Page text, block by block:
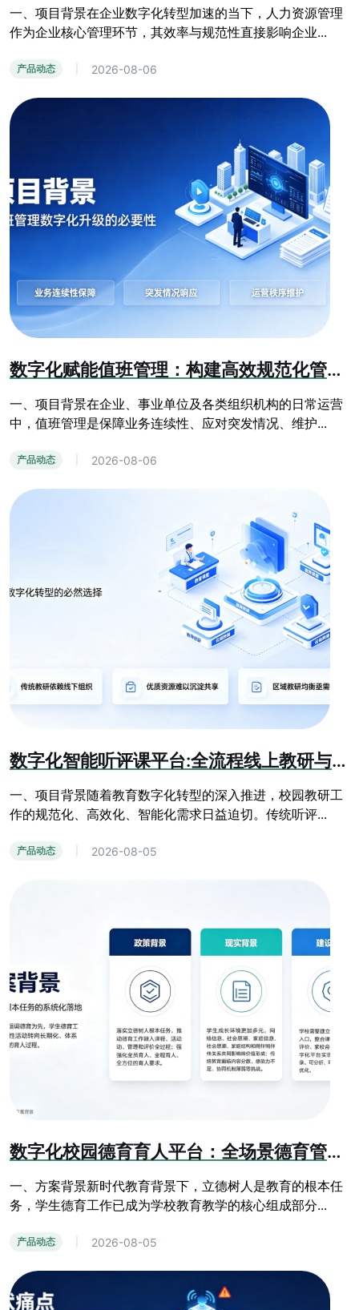
一、项目背景在企业数字化转型加速的当下，人力资源管理
作为企业核心管理环节，其效率与规范性直接影响企业...
产品动态 2026-08-06
数字化赋能值班管理：构建高效规范化管控体系
一、项目背景在企业、事业单位及各类组织机构的日常运营
中，值班管理是保障业务连续性、应对突发情况、维护...
产品动态 2026-08-06
数字化智能听评课平台:全流程线上教研与教学质量提升系统
一、项目背景随着教育数字化转型的深入推进，校园教研工
作的规范化、高效化、智能化需求日益迫切。传统听评...
产品动态 2026-08-05
数字化校园德育育人平台：全场景德育管控与学生综合素质成长系统
一、方案背景新时代教育背景下，立德树人是教育的根本任
务，学生德育工作已成为学校教育教学的核心组成部分...
产品动态 2026-08-05